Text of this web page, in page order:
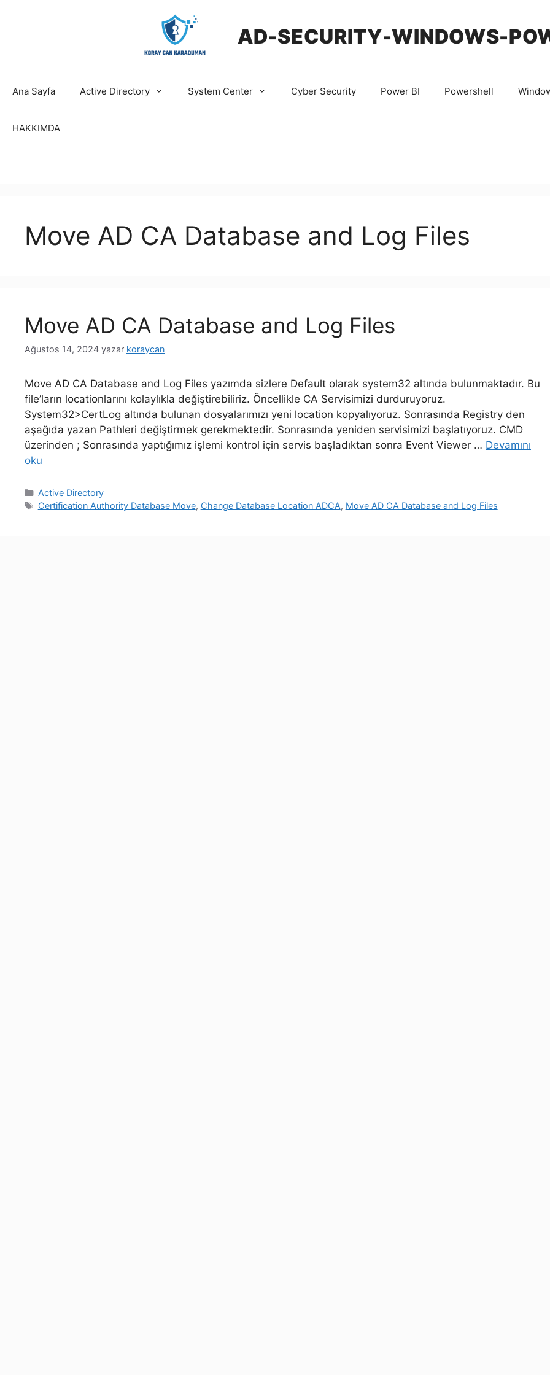
AD-SECURITY-WINDOWS-
Ana Sayfa Active Directory System Center Cyber Security Power BI Powershell
HAKKIMDA
Move AD CA Database and Log Files
Move AD CA Database and Log Files
Ağustos 14, 2024 yazar koraycan
Move AD CA Database and Log Files yazımda sizlere Default olarak system32 altında bulunmaktadır. Bu
file’ların locationlarını kolaylıkla değiştirebiliriz. Öncellikle CA Servisimizi durduruyoruz.
System32>CertLog altında bulunan dosyalarımızı yeni location kopyalıyoruz. Sonrasında Registry den
aşağıda yazan Pathleri değiştirmek gerekmektedir. Sonrasında yeniden servisimizi başlatıyoruz. CMD
üzerinden ; Sonrasında yaptığımız işlemi kontrol için servis başladıktan sonra Event Viewer … Devamını
oku
Kategoriler
Active Directory
Etiketler
Certification Authority Database Move, Change Database Location ADCA, Move AD CA Database and Log Files